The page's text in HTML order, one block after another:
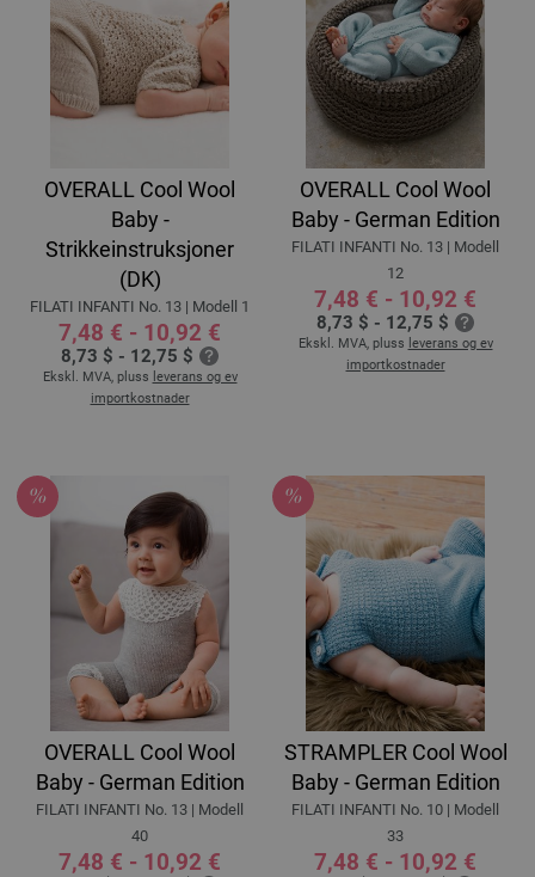
OVERALL Cool Wool
Baby -
Strikkeinstruksjoner
(DK)
FILATI INFANTI No. 13 | Modell 1
7,48 € - 10,92 €
8,73 $ - 12,75 $
Ekskl. MVA, pluss leverans og ev
importkostnader
OVERALL Cool Wool
Baby - German Edition
FILATI INFANTI No. 13 | Modell
12
7,48 € - 10,92 €
8,73 $ - 12,75 $
Ekskl. MVA, pluss leverans og ev
importkostnader
OVERALL Cool Wool
Baby - German Edition
FILATI INFANTI No. 13 | Modell
40
7,48 € - 10,92 €
STRAMPLER Cool Wool
Baby - German Edition
FILATI INFANTI No. 10 | Modell
33
7,48 € - 10,92 €